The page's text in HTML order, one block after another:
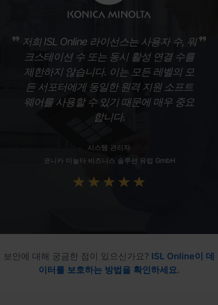
저희 ISL Online 라이선스는 사용자 수, 워
크스테이션 수 또는 동시 활성 연결 수를
제한하지 않습니다. 이는 모든 레벨의 모
든 서포터에게 동일한 원격 지원 소프트
웨어를 사용할 수 있기 때문에 매우 중요
합니다.
시스템 관리자
코니카 미놀타 비즈니스 솔루션 유럽 GmbH
보안에 대해 궁금한 점이 있으신가요? ISL Online이 데
이터를 보호하는 방법을 확인하세요.